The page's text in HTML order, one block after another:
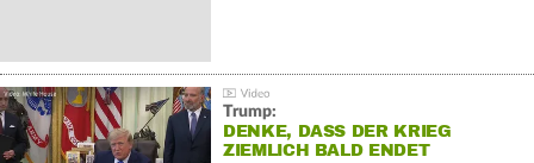
Trump:
DENKE, DASS DER KRIEG
ZIEMLICH BALD ENDET